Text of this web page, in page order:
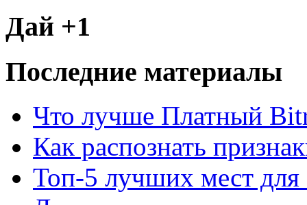
Дай +1
Последние материалы
Что лучше Платный
Как распознать
Топ-5 лучших мест для